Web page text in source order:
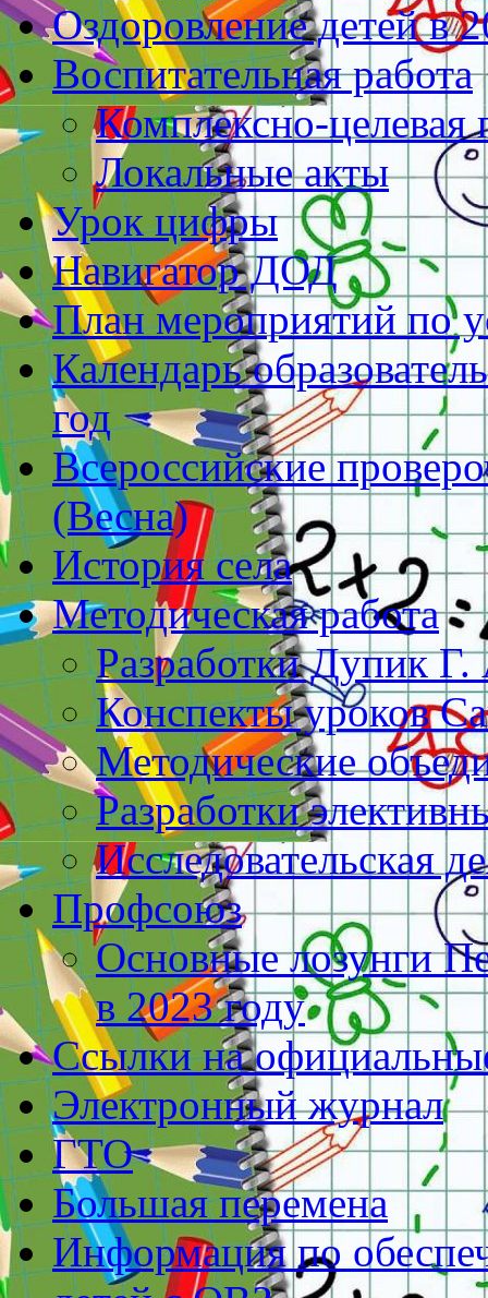
Оздоровление детей в
Воспитательная работа
Комплексно-
Локальные акты
Урок цифры
Навигатор ДОД
План мероприятий по
Календарь
год
Всероссийские
(Весна)
История села
Методическая работа
Разработки Дупик
Конспекты уроков
Методические
Разработки
Исследовательская
Профсоюз
Основные лозунги
в 2023 году
Ссылки на
Электронный журнал
ГТО
Большая перемена
Информация по